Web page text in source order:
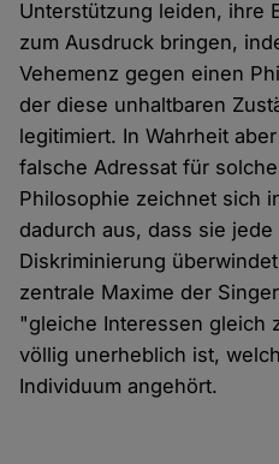
Unterstützung leiden, ihre
zum Ausdruck bringen,
Vehemenz gegen einen
der diese unhaltbaren
legitimiert. In Wahrheit
falsche Adressat für
Philosophie zeichnet sich
dadurch aus, dass sie jede
Diskriminierung
zentrale Maxime der
"gleiche Interessen gleich
völlig unerheblich ist,
Individuum angehört.